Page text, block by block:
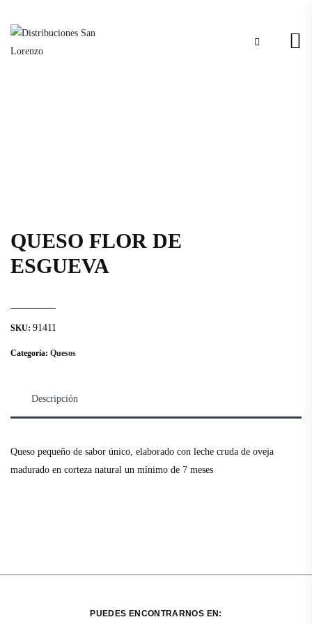
QUESO FLOR DE
ESGUEVA
SKU: 91411
Categoría: Quesos
Descripción
Queso pequeño de sabor único, elaborado con leche cruda de oveja
madurado en corteza natural un mínimo de 7 meses
PUEDES ENCONTRARNOS EN: